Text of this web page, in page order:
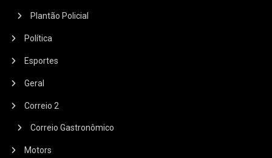
Plantão Policial
Política
Esportes
Geral
Correio 2
Correio Gastronômico
Motors